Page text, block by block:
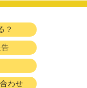
？
わせ